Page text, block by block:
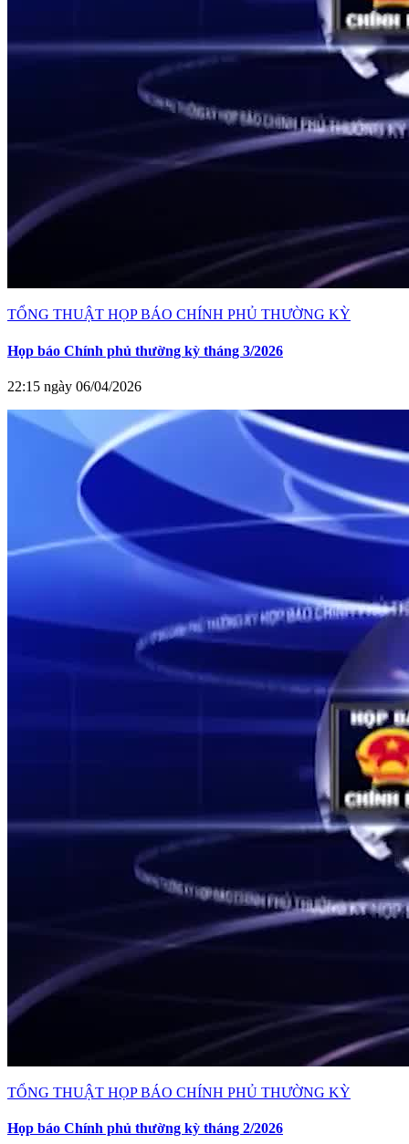
TỔNG THUẬT HỌP BÁO CHÍNH PHỦ THƯỜNG KỲ
Họp báo Chính phủ thường kỳ tháng 3/2026
22:15 ngày 06/04/2026
TỔNG THUẬT HỌP BÁO CHÍNH PHỦ THƯỜNG KỲ
Họp báo Chính phủ thường kỳ tháng 2/2026